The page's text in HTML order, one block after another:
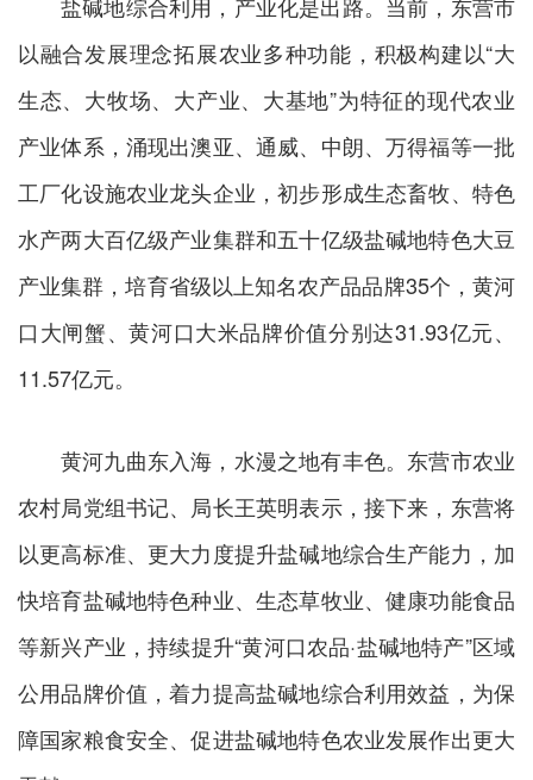
以融合发展理念拓展农业多种功能，积极构建以“大
生态、大牧场、大产业、大基地”为特征的现代农业
产业体系，涌现出澳亚、通威、中朗、万得福等一批
工厂化设施农业龙头企业，初步形成生态畜牧、特色
水产两大百亿级产业集群和五十亿级盐碱地特色大豆
产业集群，培育省级以上知名农产品品牌35个，黄河
口大闸蟹、黄河口大米品牌价值分别达31.93亿元、
11.57亿元。
黄河九曲东入海，水漫之地有丰色。东营市农业
农村局党组书记、局长王英明表示，接下来，东营将
以更高标准、更大力度提升盐碱地综合生产能力，加
快培育盐碱地特色种业、生态草牧业、健康功能食品
等新兴产业，持续提升“黄河口农品·盐碱地特产”区域
公用品牌价值，着力提高盐碱地综合利用效益，为保
障国家粮食安全、促进盐碱地特色农业发展作出更大